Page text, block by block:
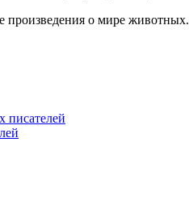
произведения о мире животных.
писателей